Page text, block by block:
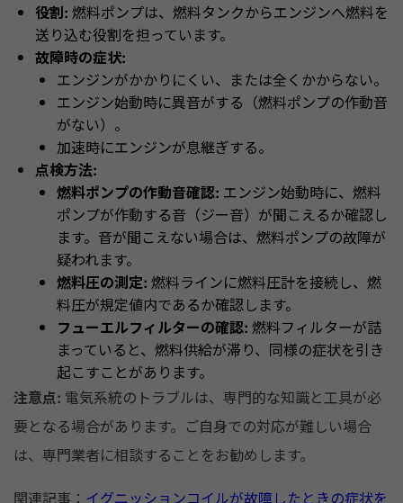
役割: 燃料ポンプは、燃料タンクからエンジンへ燃料を
送り込む役割を担っています。
故障時の症状:
エンジンがかかりにくい、または全くかからない。
エンジン始動時に異音がする（燃料ポンプの作動音
がない）。
加速時にエンジンが息継ぎする。
点検方法:
燃料ポンプの作動音確認: エンジン始動時に、燃料
ポンプが作動する音（ジー音）が聞こえるか確認し
ます。音が聞こえない場合は、燃料ポンプの故障が
疑われます。
燃料圧の測定: 燃料ラインに燃料圧計を接続し、燃
料圧が規定値内であるか確認します。
フューエルフィルターの確認: 燃料フィルターが詰
まっていると、燃料供給が滞り、同様の症状を引き
起こすことがあります。
注意点: 電気系統のトラブルは、専門的な知識と工具が必
要となる場合があります。ご自身での対応が難しい場合
は、専門業者に相談することをお勧めします。
関連記事： イグニッションコイルが故障したときの症状を